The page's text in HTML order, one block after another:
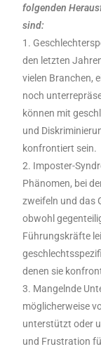
folgenden
sind:
1.
den letzten
vielen Branchen,
noch
können mit
und
konfrontiert sein.
2. Imposter-
Phänomen, bei
zweifeln und das
obwohl
Führungskräfte
denen sie
3. Mangelnde
möglicherweise
unterstützt oder
und Frustration